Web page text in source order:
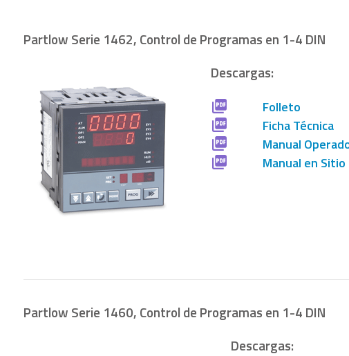
Partlow Serie 1462, Control de Programas en 1-4 DIN
Descargas:
Folleto
Ficha Técnica
Manual
Manual en Sitio
Partlow Serie 1460, Control de Programas en 1-4 DIN
Descargas: